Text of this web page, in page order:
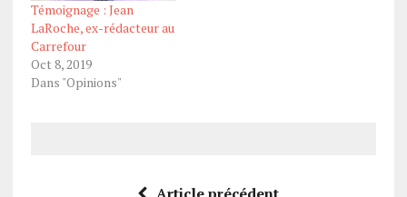
Témoignage : Jean
LaRoche, ex-rédacteur au
Carrefour
Oct 8, 2019
Dans "Opinions"